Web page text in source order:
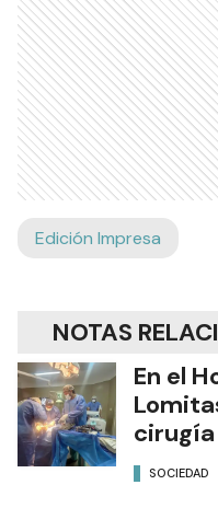
Edición Impresa
NOTAS
En el
SOCIEDAD